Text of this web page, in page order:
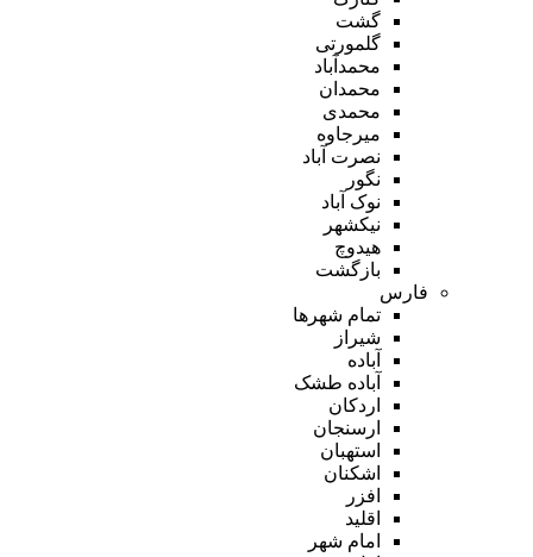
گشت
گلمورتی
محمدآباد
محمدان
محمدی
میرجاوه
نصرت آباد
نگور
نوک آباد
نیکشهر
هیدوچ
بازگشت
فارس
تمام شهر‌ها
شیراز
آباده
آباده طشک
اردکان
ارسنجان
استهبان
اشکنان
افزر
اقلید
امام شهر